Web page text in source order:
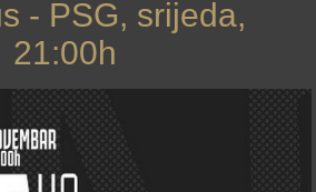
- PSG, srijeda,
21:00h